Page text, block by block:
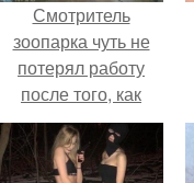
Смотритель
зоопарка чуть не
потерял работу
после того, как
камеры заметили,
как он ночью
пробирается в